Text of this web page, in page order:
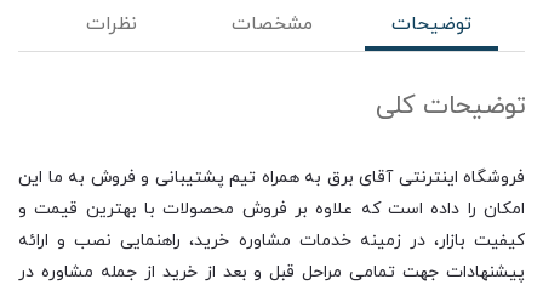
توضیحات مشخصات نظرات
توضیحات کلی
فروشگاه اینترنتی آقای برق به همراه تیم پشتیبانی و فروش به ما این
امکان را داده است که علاوه بر فروش محصولات با بهترین قیمت و
کیفیت بازار، در زمینه خدمات مشاوره خرید، راهنمایی نصب و ارائه
پیشنهادات جهت تمامی مراحل قبل و بعد از خرید از جمله مشاوره در